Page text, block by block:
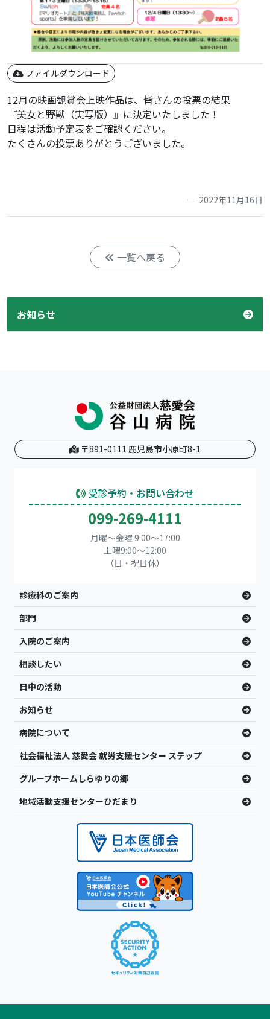
ファイルダウンロード
12月の映画観賞会上映作品は、皆さんの投票の結果
『美女と野獣（実写版）』に決定いたしました！
日程は活動予定表をご確認ください。
たくさんの投票ありがとうございました。
2022年11月16日
一覧へ戻る
お知らせ
〒891-0111 鹿児島市小原町8-1
受診予約・お問い合わせ
099-269-4111
月曜～金曜 9:00～17:00
土曜9:00〜12:00
（日・祝日休）
診療科のご案内
部門
入院のご案内
相談したい
日中の活動
お知らせ
病院について
社会福祉法人 慈愛会 就労支援センター ステップ
グループホームしらゆりの郷
地域活動支援センターひだまり